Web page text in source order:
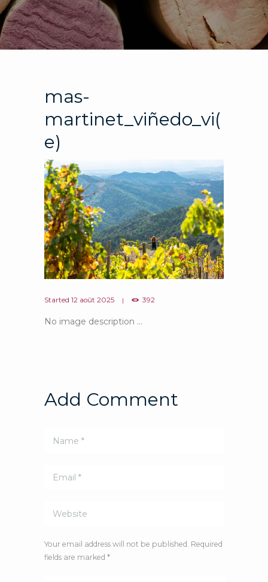
mas-
martinet_viñedo_vi(
e)
Started 12 août 2025 392
No image description ...
Add Comment
Your email address will not be published. Required
fields are marked *